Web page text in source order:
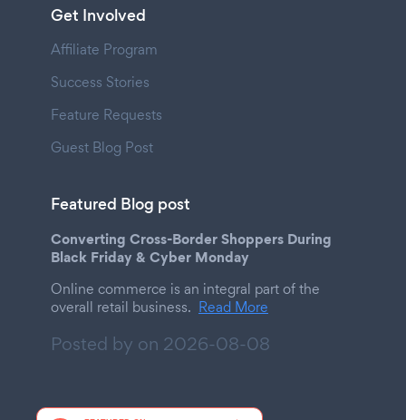
Get Involved
Affiliate Program
Success Stories
Feature Requests
Guest Blog Post
Featured Blog post
Converting Cross-Border Shoppers During
Black Friday & Cyber Monday
Online commerce is an integral part of the
overall retail business. Read More
Posted by on 2026-08-08